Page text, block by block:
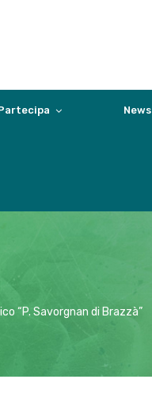
News
“P. Savorgnan di Brazzà”